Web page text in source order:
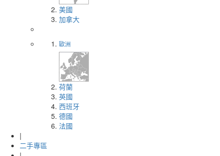
美國
加拿大
歐洲
荷蘭
英國
西班牙
德國
法國
|
二手專區